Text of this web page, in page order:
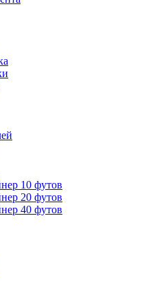
10 футов
20 футов
40 футов